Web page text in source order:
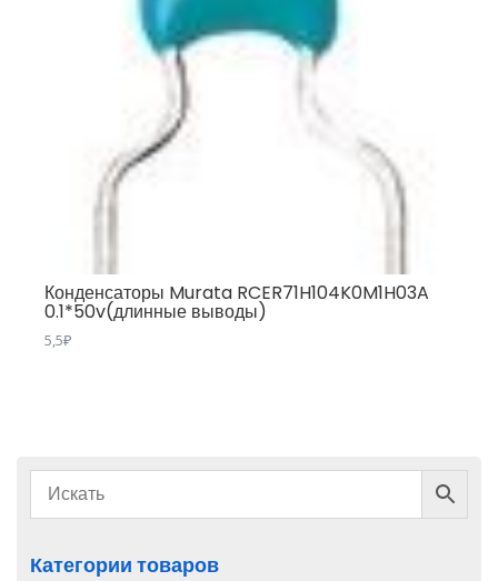
Конденсаторы Murata RCER71H104K0M1H03A
0.1*50v(длинные выводы)
5,5₽
Категории товаров